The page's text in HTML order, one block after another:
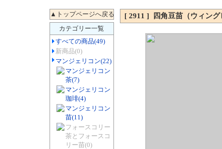
カテゴリー一覧
すべての商品(49)
新商品(0)
マンジェリコン(22)
マンジェリコン
茶(7)
マンジェリコン
珈琲(4)
マンジェリコン
苗(11)
フォースコリー
茶とフォースコ
リー苗(0)
[ 2911 ] 四角豆苗（ウィング